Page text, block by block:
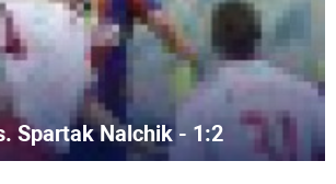
Spartak Nalchik - 1:2